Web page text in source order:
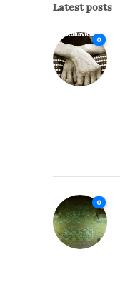
Latest posts
0
0